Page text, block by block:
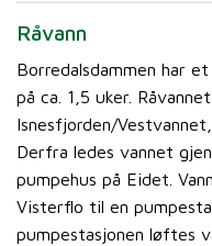
Råvann
Borredalsdammen har
på ca. 1,5 uker.
Isnesfjorden/
Derfra ledes vannet
pumpehus på Eidet.
Visterflo til en
pumpestasjonen løftes